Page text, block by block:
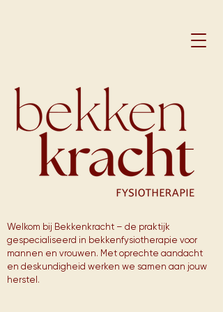
Welkom bij Bekkenkracht – de praktijk
gespecialiseerd in bekkenfysiotherapie voor
mannen en vrouwen. Met oprechte aandacht
en deskundigheid werken we samen aan jouw
herstel.